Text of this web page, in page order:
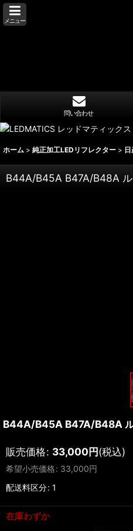
メニュー
問い合わせ
ホーム > 純正加工LEDリフレクター >
B44A/B45A B47A/B48A
B44A/B45A B47A/B48A
販売価格: 33,000円(税込)
希望小売価格: 33,000円
配送料区分: 1
在庫わずか